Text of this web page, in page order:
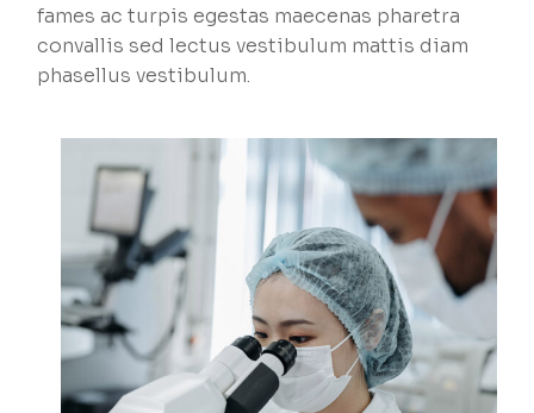
fames ac turpis egestas maecenas pharetra
convallis sed lectus vestibulum mattis diam
phasellus vestibulum.